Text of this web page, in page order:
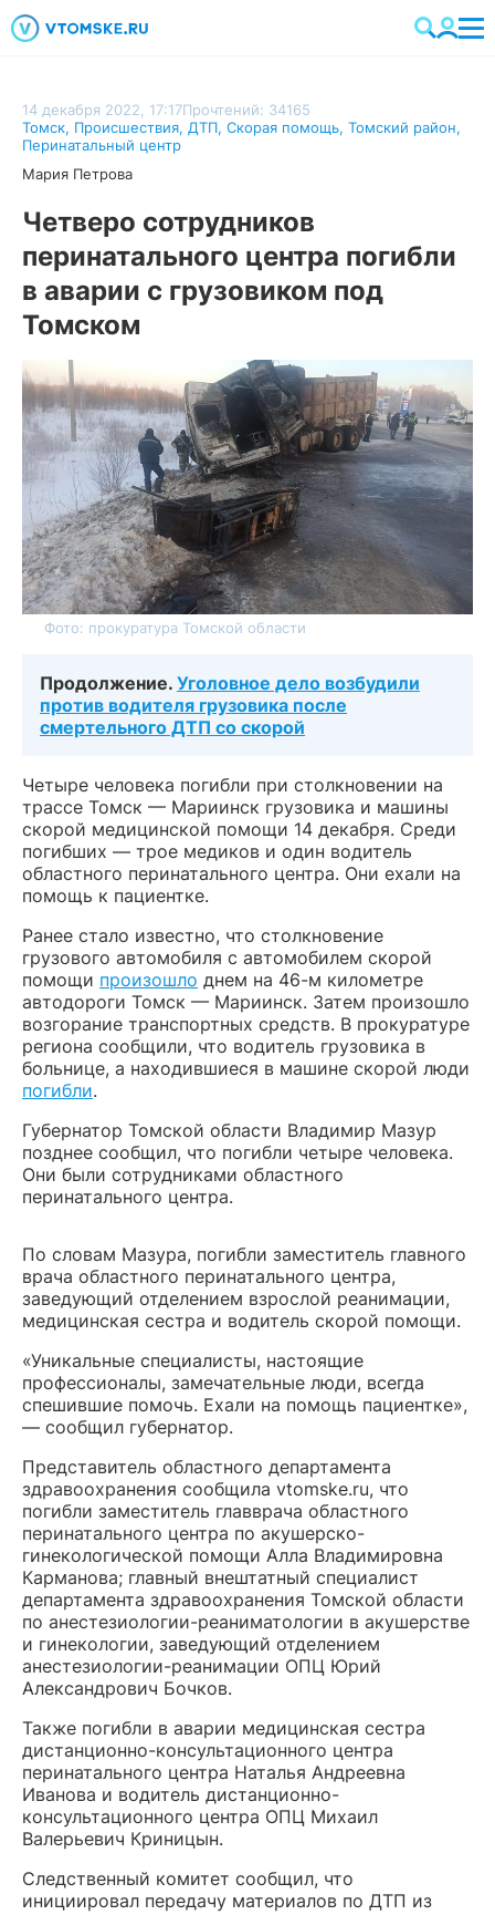
14 декабря 2022, 17:17Прочтений: 34165
Томск, Происшествия, ДТП, Скорая помощь, Томский район,
Перинатальный центр
Мария Петрова
Четверо сотрудников
перинатального центра погибли
в аварии с грузовиком под
Томском
Фото: прокуратура Томской области
Продолжение. Уголовное дело возбудили
против водителя грузовика после
смертельного ДТП со скорой
Четыре человека погибли при столкновении на
трассе Томск — Мариинск грузовика и машины
скорой медицинской помощи 14 декабря. Среди
погибших — трое медиков и один водитель
областного перинатального центра. Они ехали на
помощь к пациентке.
Ранее стало известно, что столкновение
грузового автомобиля с автомобилем скорой
помощи произошло днем на 46-м километре
автодороги Томск — Мариинск. Затем произошло
возгорание транспортных средств. В прокуратуре
региона сообщили, что водитель грузовика в
больнице, а находившиеся в машине скорой люди
погибли.
Губернатор Томской области Владимир Мазур
позднее сообщил, что погибли четыре человека.
Они были сотрудниками областного
перинатального центра.
По словам Мазура, погибли заместитель главного
врача областного перинатального центра,
заведующий отделением взрослой реанимации,
медицинская сестра и водитель скорой помощи.
«Уникальные специалисты, настоящие
профессионалы, замечательные люди, всегда
спешившие помочь. Ехали на помощь пациентке»,
— сообщил губернатор.
Представитель областного департамента
здравоохранения сообщила vtomske.ru, что
погибли заместитель главврача областного
перинатального центра по акушерско-
гинекологической помощи Алла Владимировна
Карманова; главный внештатный специалист
департамента здравоохранения Томской области
по анестезиологии-реаниматологии в акушерстве
и гинекологии, заведующий отделением
анестезиологии-реанимации ОПЦ Юрий
Александрович Бочков.
Также погибли в аварии медицинская сестра
дистанционно-консультационного центра
перинатального центра Наталья Андреевна
Иванова и водитель дистанционно-
консультационного центра ОПЦ Михаил
Валерьевич Криницын.
Следственный комитет сообщил, что
инициировал передачу материалов по ДТП из